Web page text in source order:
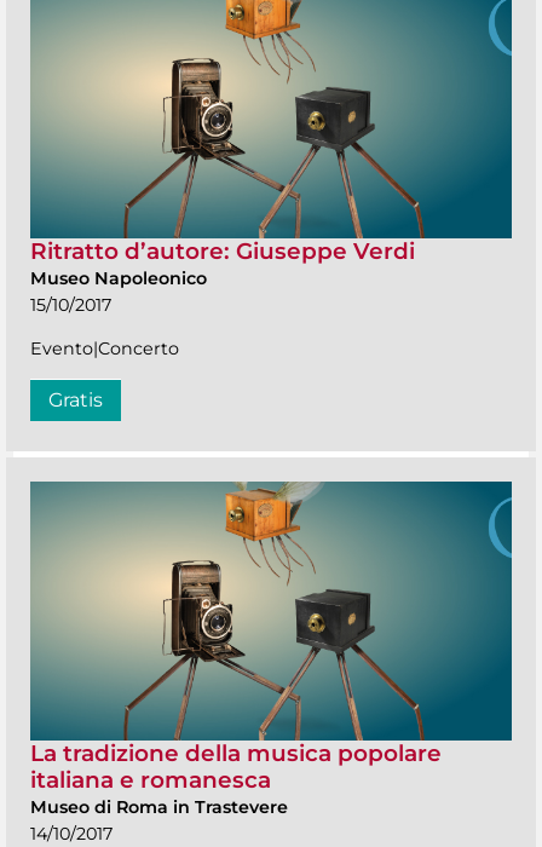
Ritratto d’autore: Giuseppe Verdi
Museo Napoleonico
15/10/2017
Evento|Concerto
Gratis
La tradizione della musica popolare
italiana e romanesca
Museo di Roma in Trastevere
14/10/2017